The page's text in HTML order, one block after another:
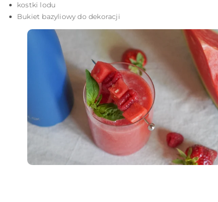
kostki lodu
Bukiet bazyliowy do dekoracji